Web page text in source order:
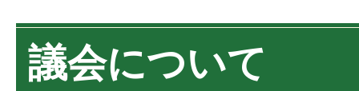
議会について